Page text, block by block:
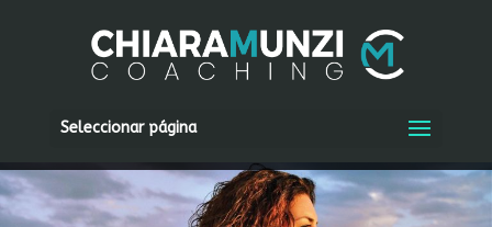
Seleccionar página